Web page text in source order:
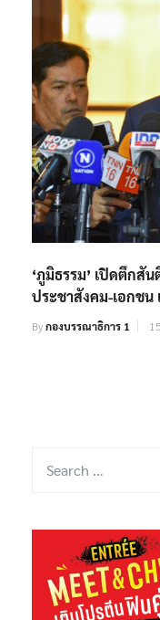
‘ภูมิธรรม’ เปิดตึกสั
ประชาสังคม-เอกชน
Byกองบรรณาธิการ 1